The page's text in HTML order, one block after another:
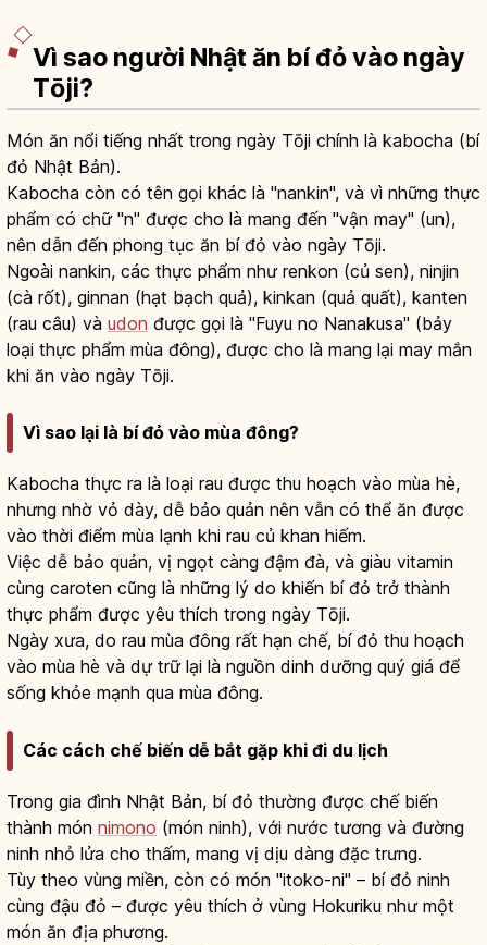
Vì sao người Nhật ăn bí đỏ vào ngày
Tōji?
Món ăn nổi tiếng nhất trong ngày Tōji chính là kabocha (bí
đỏ Nhật Bản).
Kabocha còn có tên gọi khác là "nankin", và vì những thực
phẩm có chữ "n" được cho là mang đến "vận may" (un),
nên dẫn đến phong tục ăn bí đỏ vào ngày Tōji.
Ngoài nankin, các thực phẩm như renkon (củ sen), ninjin
(cà rốt), ginnan (hạt bạch quả), kinkan (quả quất), kanten
(rau câu) và udon được gọi là "Fuyu no Nanakusa" (bảy
loại thực phẩm mùa đông), được cho là mang lại may mắn
khi ăn vào ngày Tōji.
Vì sao lại là bí đỏ vào mùa đông?
Kabocha thực ra là loại rau được thu hoạch vào mùa hè,
nhưng nhờ vỏ dày, dễ bảo quản nên vẫn có thể ăn được
vào thời điểm mùa lạnh khi rau củ khan hiếm.
Việc dễ bảo quản, vị ngọt càng đậm đà, và giàu vitamin
cùng caroten cũng là những lý do khiến bí đỏ trở thành
thực phẩm được yêu thích trong ngày Tōji.
Ngày xưa, do rau mùa đông rất hạn chế, bí đỏ thu hoạch
vào mùa hè và dự trữ lại là nguồn dinh dưỡng quý giá để
sống khỏe mạnh qua mùa đông.
Các cách chế biến dễ bắt gặp khi đi du lịch
Trong gia đình Nhật Bản, bí đỏ thường được chế biến
thành món nimono (món ninh), với nước tương và đường
ninh nhỏ lửa cho thấm, mang vị dịu dàng đặc trưng.
Tùy theo vùng miền, còn có món "itoko-ni" – bí đỏ ninh
cùng đậu đỏ – được yêu thích ở vùng Hokuriku như một
món ăn địa phương.